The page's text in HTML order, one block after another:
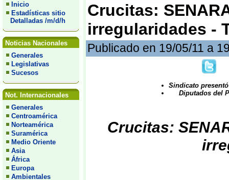
Inicio
Estadísticas sitio
Detalladas /m/d/h
Noticias Nacionales
Generales
Legislativas
Sucesos
Not. Internacionales
Generales
Centroamérica
Norteamérica
Suramérica
Medio Oriente
Asia
África
Europa
Ambientales
Crucitas:
irregularidades -
Publicado en 19/05/11 a
Sindicato
Diputados del
Crucitas: